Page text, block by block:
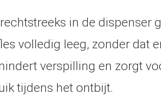
in de dispenser
volledig leeg, zonder dat
verspilling en zorgt
tijdens het ontbijt.